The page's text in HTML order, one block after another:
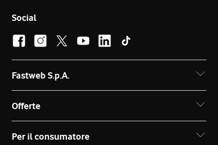
Social
Fastweb S.p.A.
Offerte
Per il consumatore